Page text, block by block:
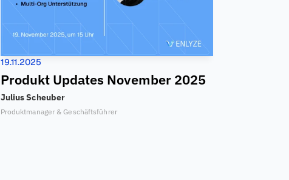
19.11.2025
Produkt Updates November 2025
Julius Scheuber
Produktmanager & Geschäftsführer